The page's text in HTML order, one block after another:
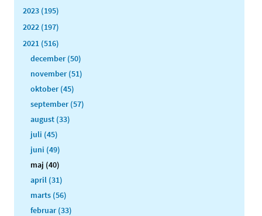
2023 (195)
2022 (197)
2021 (516)
december (50)
november (51)
oktober (45)
september (57)
august (33)
juli (45)
juni (49)
maj (40)
april (31)
marts (56)
februar (33)